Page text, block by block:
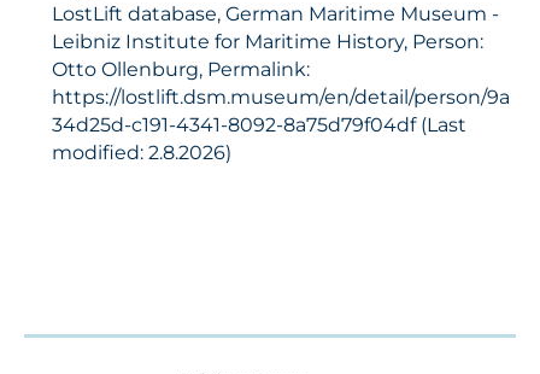
LostLift database, German Maritime Museum -
Leibniz Institute for Maritime History, Person:
Otto Ollenburg, Permalink:
https://lostlift.dsm.museum/en/detail/person/9a
34d25d-c191-4341-8092-8a75d79f04df (Last
modified: 2.8.2026)